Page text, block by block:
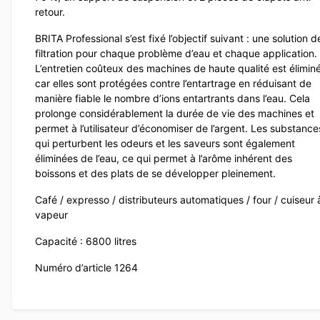
retour.
BRITA Professional s’est fixé l’objectif suivant : une solution
filtration pour chaque problème d’eau et chaque application.
L’entretien coûteux des machines de haute qualité est
car elles sont protégées contre l’entartrage en réduisant de
manière fiable le nombre d’ions entartrants dans l’eau. Cela
prolonge considérablement la durée de vie des machines et
permet à l’utilisateur d’économiser de l’argent. Les
qui perturbent les odeurs et les saveurs sont également
éliminées de l’eau, ce qui permet à l’arôme inhérent des
boissons et des plats de se développer pleinement.
Café / expresso / distributeurs automatiques / four / cuiseur
vapeur
Capacité : 6800 litres
Numéro d’article 1264